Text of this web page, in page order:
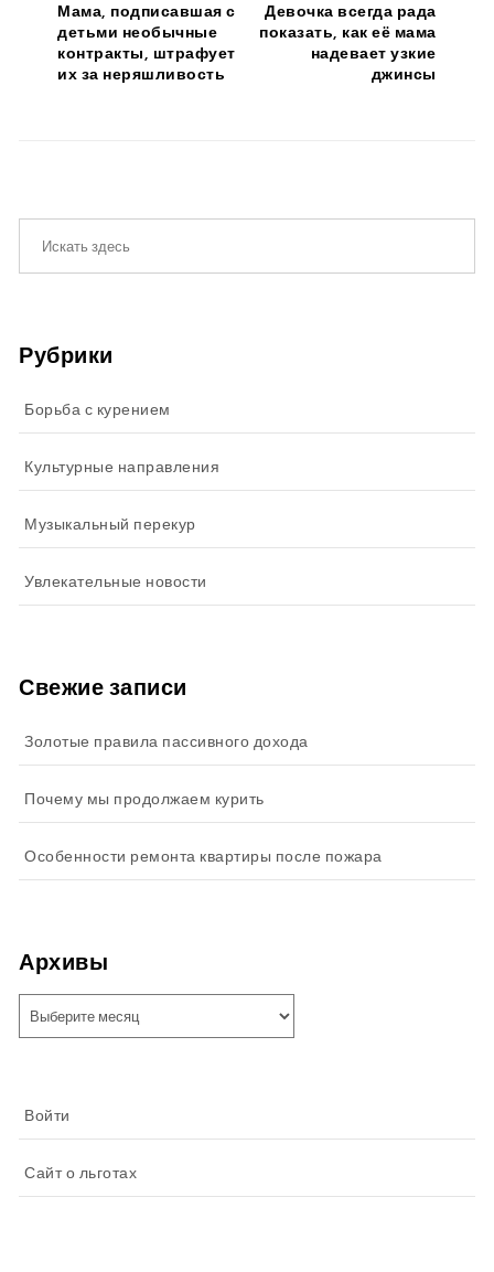
Мама, подписавшая с
детьми необычные
контракты, штрафует
их за неряшливость
Девочка всегда рада
показать, как её мама
надевает узкие
джинсы
Рубрики
Борьба с курением
Культурные направления
Музыкальный перекур
Увлекательные новости
Свежие записи
Золотые правила пассивного дохода
Почему мы продолжаем курить
Особенности ремонта квартиры после пожара
Архивы
Войти
Сайт о льготах